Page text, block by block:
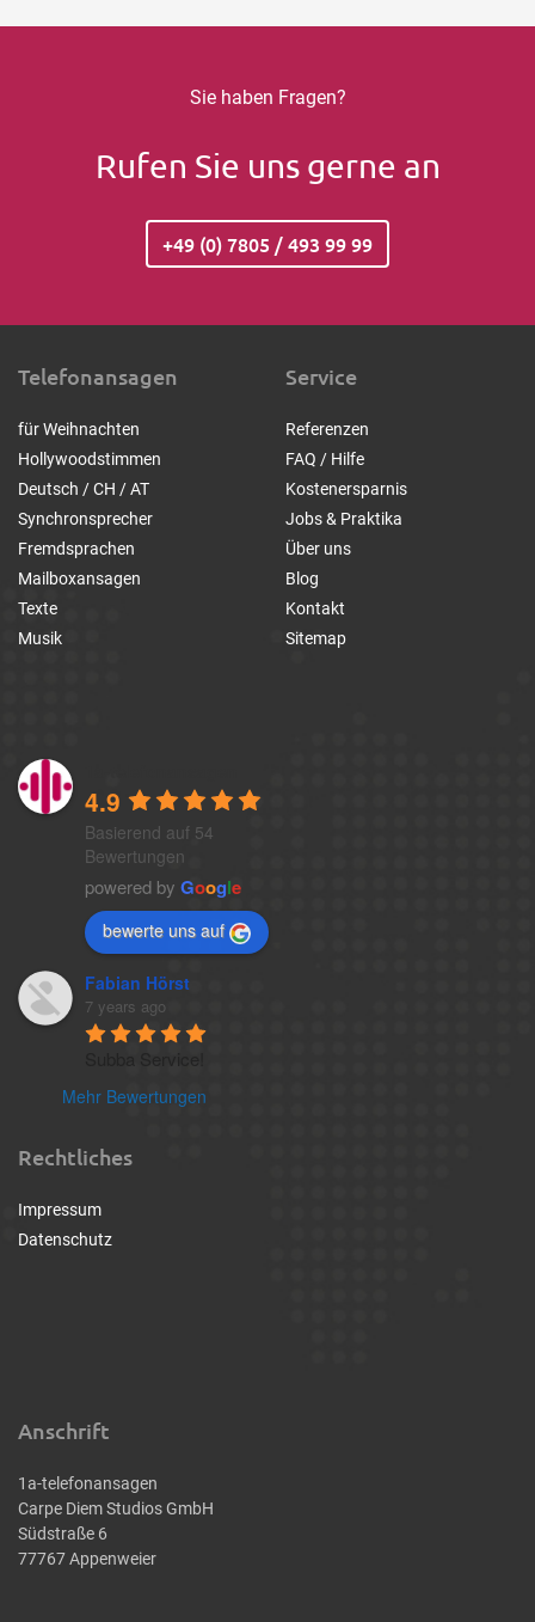
Sie haben Fragen?
Rufen Sie uns gerne an
+49 (0) 7805 / 493 99 99
Telefonansagen
für Weihnachten
Hollywoodstimmen
Deutsch / CH / AT
Synchronsprecher
Fremdsprachen
Mailboxansagen
Texte
Musik
4.9
Basierend auf 54
Bewertungen
powered by Google
bewerte uns auf
Fabian Hörst
7 years ago
Mehr Bewertungen
Service
Referenzen
FAQ / Hilfe
Kostenersparnis
Jobs & Praktika
Über uns
Blog
Kontakt
Sitemap
Rechtliches
Impressum
Datenschutz
Anschrift
1a-telefonansagen
Carpe Diem Studios GmbH
Südstraße 6
77767 Appenweier